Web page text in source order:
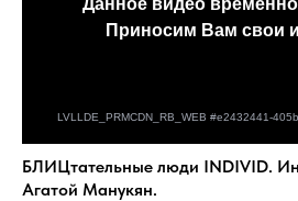
БЛИЦтательные люди INDIVID.
Агатой Манукян.